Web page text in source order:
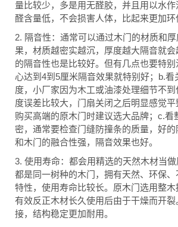
量比较少，多是用无醛胶，并且用以水
醛含量低，不会损害人体，比起来更加环
2. 隔音性：通常可以通过木门的材质和
果，材质越密实越沉，厚度越大隔音就会
的隔音性也是比较好。但有几点也要特别
心达到 4到 5厘米隔音效果就特别好； b.看
度，小厂家因为木工或油漆处理细节不
度误差比较大，门扇关闭之后明显感觉
购买高端的原木门时建议选大品牌； c.看
密，通常要检查门缝防撞条的质量，好的
和木门的融合性强，隔音效果也好。
3. 使用寿命：都会用精选的天然木材当
都是同一树种的木门，拥有天然、环保
特性，使用寿命比较长。原木门选用整木
有效反正木材长久使用后由于干燥而开
接，结构稳定更加耐用。